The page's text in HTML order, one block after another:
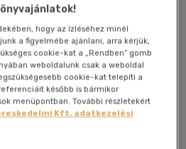
hogy az ízléséhez minél
a figyelmébe ajánlani, arra kérjük,
cookie-kat a „Rendben” gomb
weboldalunk csak a weboldal
cookie-kat telepíti a
később is bármikor
menüpontban. További részletekért
Kft. adatkezelési